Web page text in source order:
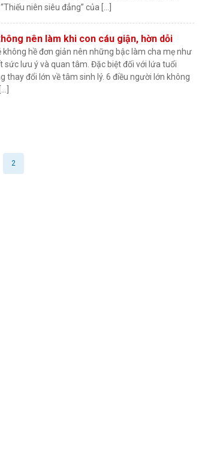
niên siêu đẳng” của […]
nên làm khi con cáu giận, hờn dỗi
hề đơn giản nên những bậc làm cha mẹ như
sức lưu ý và quan tâm. Đặc biệt đối với lứa tuổi
thay đổi lớn về tâm sinh lý. 6 điều người lớn không
2